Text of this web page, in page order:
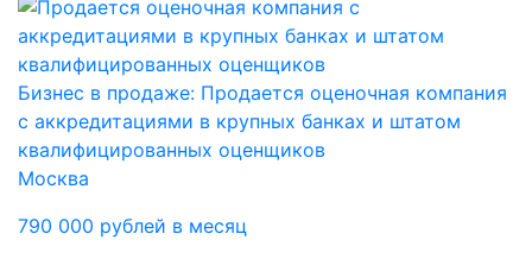
Бизнес в продаже: Продается оценочная компания
с аккредитациями в крупных банках и штатом
квалифицированных оценщиков
Москва
790 000 рублей в месяц